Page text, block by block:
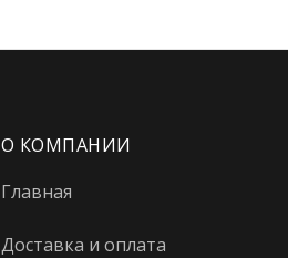
О КОМПАНИИ
Главная
Доставка и оплата